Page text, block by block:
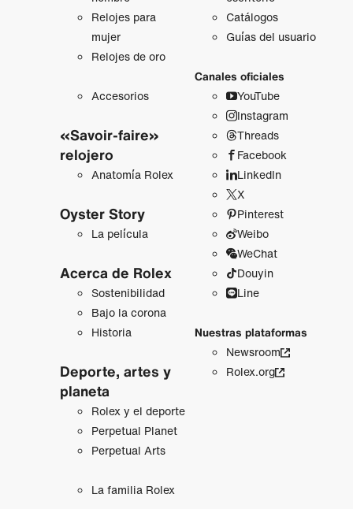
Relojes para
mujer
Relojes de oro
Accesorios
«Savoir-faire»
relojero
Anatomía Rolex
Oyster Story
La película
Acerca de Rolex
Sostenibilidad
Bajo la corona
Historia
Deporte, artes y
planeta
Rolex y el deporte
Perpetual Planet
Perpetual Arts
La familia Rolex
Catálogos
Guías del usuario
Canales oficiales
YouTube
Instagram
Threads
Facebook
LinkedIn
X
Pinterest
Weibo
WeChat
Douyin
Line
Nuestras plataformas
Newsroom
Rolex.org